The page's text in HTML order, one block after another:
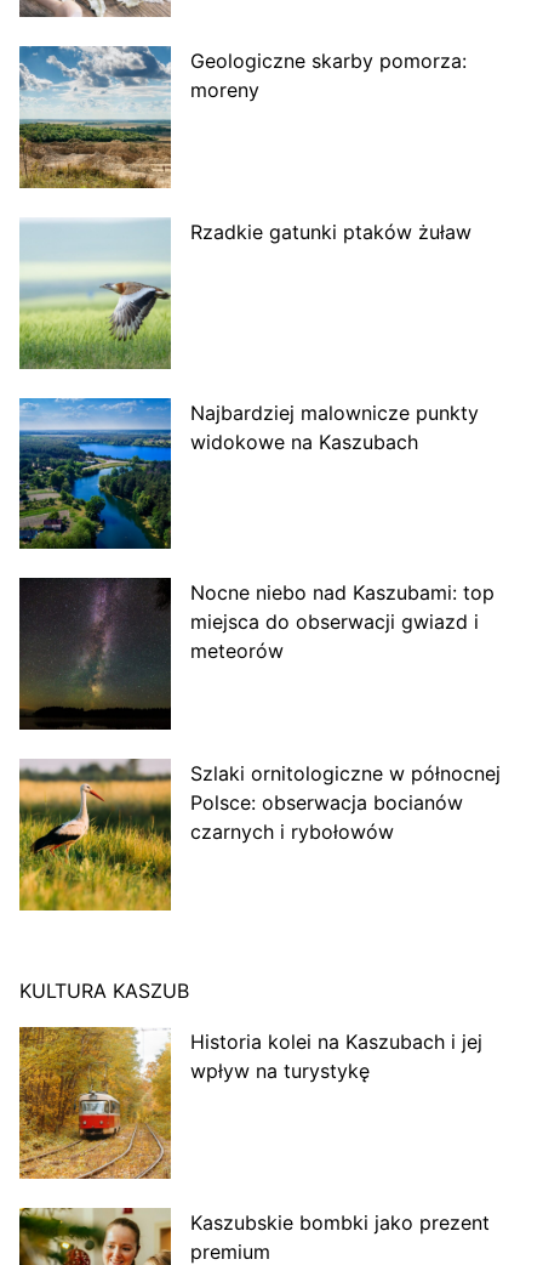
Geologiczne skarby pomorza:
moreny
Rzadkie gatunki ptaków żuław
Najbardziej malownicze punkty
widokowe na Kaszubach
Nocne niebo nad Kaszubami: top
miejsca do obserwacji gwiazd i
meteorów
Szlaki ornitologiczne w północnej
Polsce: obserwacja bocianów
czarnych i rybołowów
KULTURA KASZUB
Historia kolei na Kaszubach i jej
wpływ na turystykę
Kaszubskie bombki jako prezent
premium